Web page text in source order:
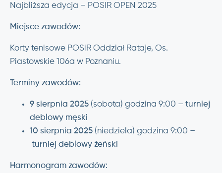
Najbliższa edycja – POSIR OPEN 2025
Miejsce zawodów:
Korty tenisowe POSiR Oddział Rataje, Os.
Piastowskie 106a w Poznaniu.
Terminy zawodów:
9 sierpnia 2025 (sobota) godzina 9:00 – turniej
deblowy męski
10 sierpnia 2025 (niedziela) godzina 9:00 –
turniej deblowy żeński
Harmonogram zawodów: